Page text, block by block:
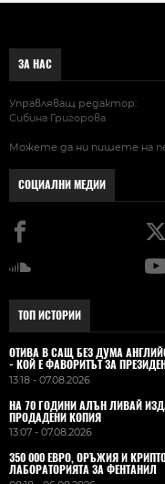
ЗА НАС
Управляващ редактор:
Сибина Григорова
Можете да ни пишете на
СОЦИАЛНИ МЕДИИ
ТОП ИСТОРИИ
ОТИВА В САЩ БЕЗ ДУМА
- КОЙ Е ФАВОРИТЪТ ЗА
13:18 - 07.08.2026
НА 70 ГОДИНИ АЛЪН ЛИВАЙ
ПРОДАДЕНИ КОПИЯ
13:07 - 07.08.2026
350 000 ЕВРО, ОРЪЖИЯ И
ЛАБОРАТОРИЯТА ЗА ФЕНТАНИЛ